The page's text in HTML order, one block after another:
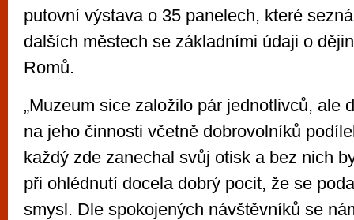
putovní výstava o 35 panelech, které
dalších městech se základními údaji o
Romů.
„Muzeum sice založilo pár jednotlivců, ale
na jeho činnosti včetně dobrovolníků
každý zde zanechal svůj otisk a bez nich
při ohlédnutí docela dobrý pocit, že se
smysl. Dle spokojených návštěvníků se